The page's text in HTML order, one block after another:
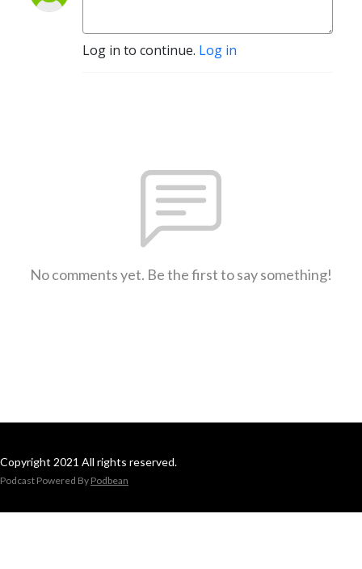
Log in to continue. Log in
No comments yet. Be the first to say something!
Copyright 2021 All rights reserved.
Podcast Powered By Podbean